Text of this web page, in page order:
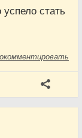
стать